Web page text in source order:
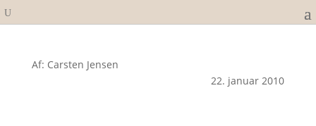
Af: Carsten Jensen
22. januar 2010